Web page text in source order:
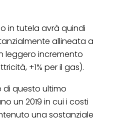
in tutela avrà quindi
allineata a
leggero incremento
+1% per il gas).
di questo ultimo
un 2019 in cui i costi
una sostanziale